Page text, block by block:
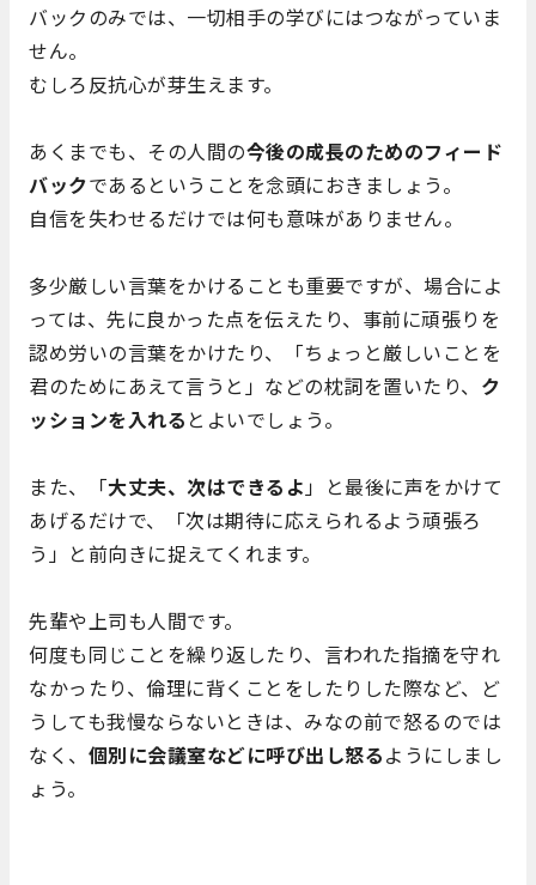
バックのみでは、一切相手の学びにはつながっていま
せん。
むしろ反抗心が芽生えます。
あくまでも、その人間の今後の成長のためのフィード
バックであるということを念頭におきましょう。
自信を失わせるだけでは何も意味がありません。
多少厳しい言葉をかけることも重要ですが、場合によ
っては、先に良かった点を伝えたり、事前に頑張りを
認め労いの言葉をかけたり、「ちょっと厳しいことを
君のためにあえて言うと」などの枕詞を置いたり、 ク
ッションを入れる とよいでしょう。
また、「大丈夫、次はできるよ」と最後に声をかけて
あげるだけで、「次は期待に応えられるよう頑張ろ
う」と前向きに捉えてくれます。
先輩や上司も人間です。
何度も同じことを繰り返したり、言われた指摘を守れ
なかったり、倫理に背くことをしたりした際など、ど
うしても我慢ならないときは、みなの前で怒るのでは
なく、 個別に会議室などに呼び出し怒るようにしまし
ょう。